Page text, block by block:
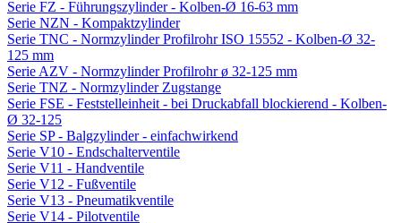
Serie FZ - Führungszylinder - Kolben-Ø 16-63 mm
Serie NZN - Kompaktzylinder
Serie TNC - Normzylinder Profilrohr ISO 15552 - Kolben-Ø 32-
125 mm
Serie AZV - Normzylinder Profilrohr ø 32-125 mm
Serie TNZ - Normzylinder Zugstange
Serie FSE - Feststelleinheit - bei Druckabfall blockierend - Kolben-
Ø 32-125
Serie SP - Balgzylinder - einfachwirkend
Serie V10 - Endschalterventile
Serie V11 - Handventile
Serie V12 - Fußventile
Serie V13 - Pneumatikventile
Serie V14 - Pilotventile